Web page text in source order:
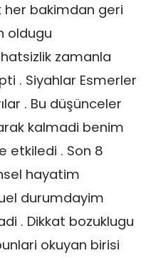
her bakimdan geri
oldugu
zamanla
. Siyahlar Esmerler
. Bu düşünceler
kalmadi benim
etkiledi . Son 8
hayatim
durumdayim
. Dikkat bozuklugu
okuyan birisi